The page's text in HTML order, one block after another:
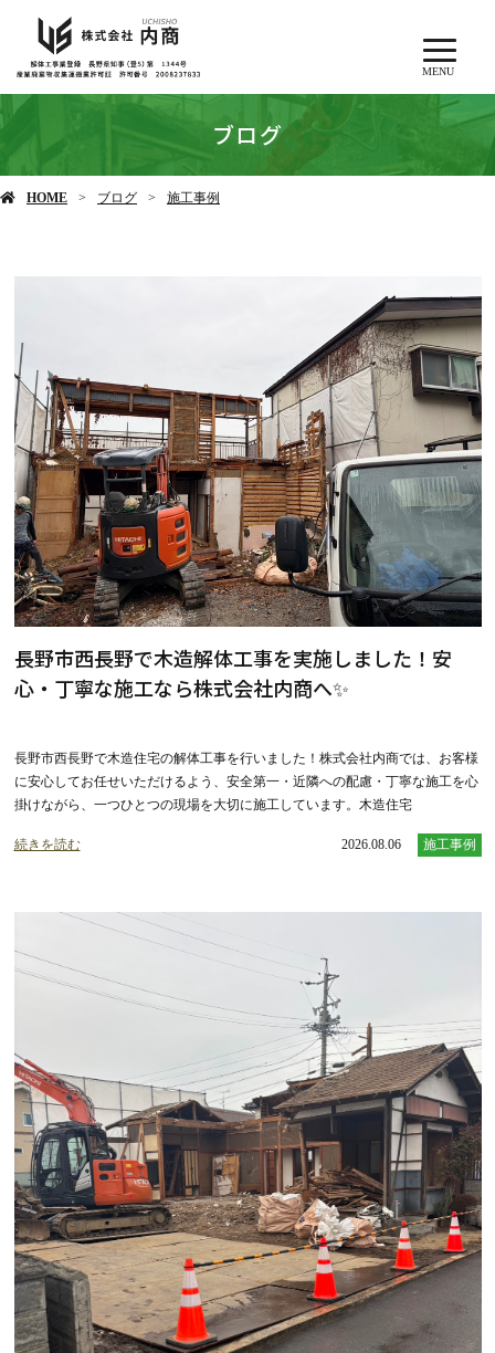
MENU
ブログ
HOME ブログ 施工事例
長野市西長野で木造解体工事を実施しました！安
心・丁寧な施工なら株式会社内商へ✨
長野市西長野で木造住宅の解体工事を行いました！株式会社内商では、お客様
に安心してお任せいただけるよう、安全第一・近隣への配慮・丁寧な施工を心
掛けながら、一つひとつの現場を大切に施工しています。木造住宅
続きを読む 2026.08.06 施工事例